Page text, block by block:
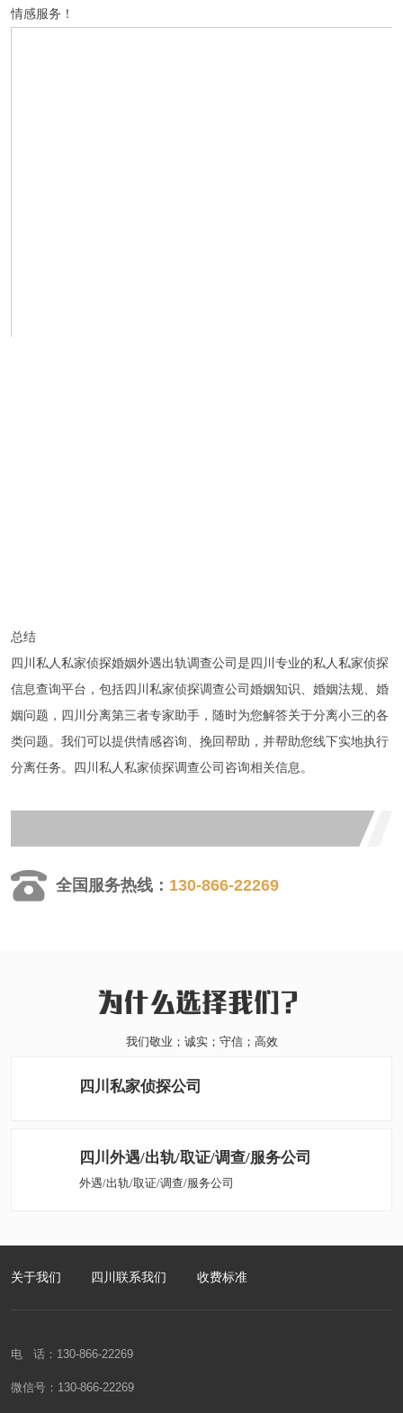
情感服务！
总结
四川私人私家侦探婚姻外遇出轨调查公司是四川 专业的私人私家侦探
信息查询平台，包括四川私家侦探调查公司婚姻知识、婚姻法规、婚
姻问题， 四川分离第三者专家助手，随时为您解答关于分离小三的各
类问题。我们可以提供情感咨询、挽回帮助，并帮助您线下实地执行
分离任务。 四川私人私家侦探调查公司咨询相关信息。
家，随时为您解答关于分离小三的各类问题。我可以提供情感咨询、挽
回帮助，并帮助您线下实地执行分离任务。通过线上指导+线下实操，已
为国内近万情感受困人士提供真相调查与情感服务！
全国服务热线： 130-866-22269
为什么选择我们？
我们敬业；诚实；守信；高效
四川私家侦探公司
四川外遇/出轨/取证/调查/服务公司
外遇/出轨/取证/调查/服务公司
关于我们 四川联系我们 收费标准
电 话：130-866-22269
微信号：130-866-22269